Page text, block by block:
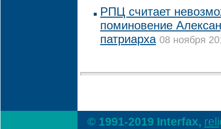
РПЦ считает
поминовение
патриарха 08 ноября
© 1991-2019 Interfax,